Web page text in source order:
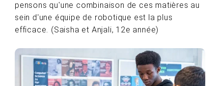
pensons qu'une combinaison de ces matières au
sein d'une équipe de robotique est la plus
efficace. (Saisha et Anjali, 12e année)